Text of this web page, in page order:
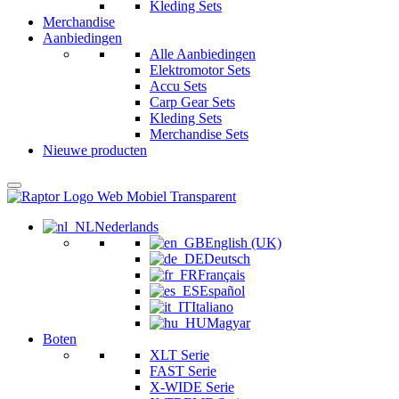
Kleding Sets
Merchandise
Aanbiedingen
Alle Aanbiedingen
Elektromotor Sets
Accu Sets
Carp Gear Sets
Kleding Sets
Merchandise Sets
Nieuwe producten
Nederlands
English (UK)
Deutsch
Français
Español
Italiano
Magyar
Boten
XLT Serie
FAST Serie
X-WIDE Serie